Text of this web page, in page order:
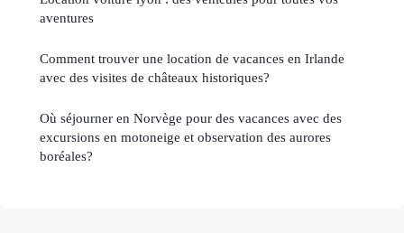
aventures
Comment trouver une location de vacances en Irlande
avec des visites de châteaux historiques?
Où séjourner en Norvège pour des vacances avec des
excursions en motoneige et observation des aurores
boréales?